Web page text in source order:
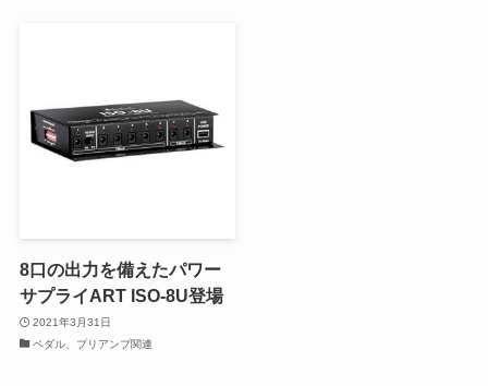
8口の出力を備えたパワー
サプライART ISO-8U登場
2021年3月31日
ペダル、プリアンプ関連